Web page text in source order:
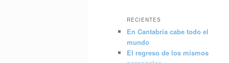
RECIENTES
En Cantabria cabe todo el
mundo
El regreso de los mismos